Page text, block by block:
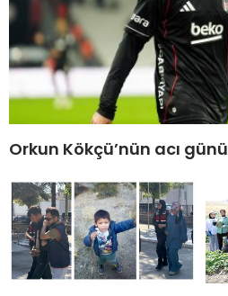
Orkun Kökçü’nün acı günü